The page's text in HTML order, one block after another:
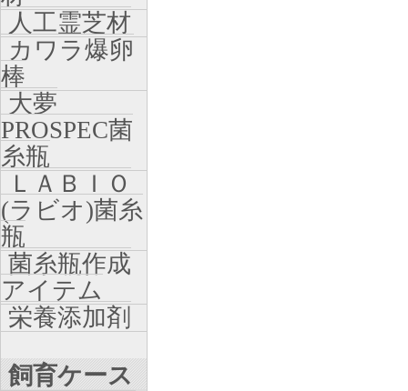
人工霊芝材
カワラ爆卵
棒
大夢
PROSPEC菌
糸瓶
ＬＡＢＩＯ
(ラビオ)菌糸
瓶
菌糸瓶作成
アイテム
栄養添加剤
飼育ケース